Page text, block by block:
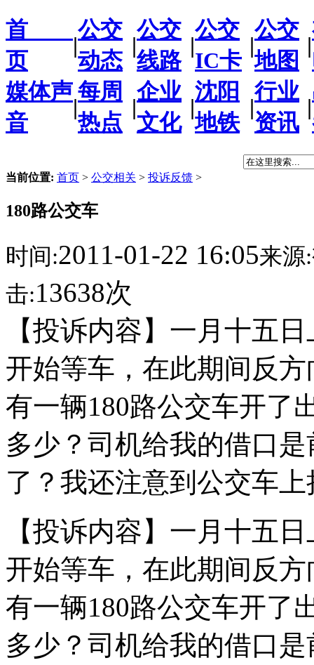
首
页
|
公交
动态
|
公交
线路
|
公交
IC卡
|
公交
地图
|
媒体声
音
|
每周
热点
|
企业
文化
|
沈阳
地铁
|
行业
资讯
|
当前位置: 首页 > 公交相关 > 投诉反馈 >
180路公交车
时间:2011-01-22 16:05来源:
击:13638次
【投诉内容】一月十五
开始等车，在此期间反
有一辆180路公交车开了
多少？司机给我的借口
了？我还注意到公交车
【投诉内容】一月十五
开始等车，在此期间反
有一辆180路公交车开了
多少？司机给我的借口